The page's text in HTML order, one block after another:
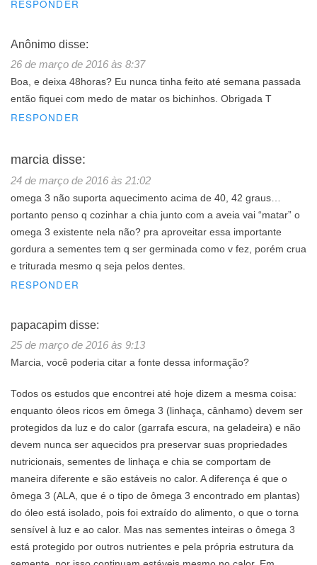
RESPONDER
Anônimo disse:
26 de março de 2016 às 8:37
Boa, e deixa 48horas? Eu nunca tinha feito até semana passada
então fiquei com medo de matar os bichinhos. Obrigada T
RESPONDER
marcia disse:
24 de março de 2016 às 21:02
omega 3 não suporta aquecimento acima de 40, 42 graus…
portanto penso q cozinhar a chia junto com a aveia vai “matar” o
omega 3 existente nela não? pra aproveitar essa importante
gordura a sementes tem q ser germinada como v fez, porém crua
e triturada mesmo q seja pelos dentes.
RESPONDER
papacapim disse:
25 de março de 2016 às 9:13
Marcia, você poderia citar a fonte dessa informação?
Todos os estudos que encontrei até hoje dizem a mesma coisa:
enquanto óleos ricos em ômega 3 (linhaça, cânhamo) devem ser
protegidos da luz e do calor (garrafa escura, na geladeira) e não
devem nunca ser aquecidos pra preservar suas propriedades
nutricionais, sementes de linhaça e chia se comportam de
maneira diferente e são estáveis no calor. A diferença é que o
ômega 3 (ALA, que é o tipo de ômega 3 encontrado em plantas)
do óleo está isolado, pois foi extraído do alimento, o que o torna
sensível à luz e ao calor. Mas nas sementes inteiras o ômega 3
está protegido por outros nutrientes e pela própria estrutura da